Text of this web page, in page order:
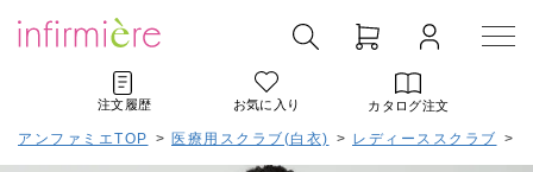
注文履歴 お気に入り カタログ注文
アンファミエTOP > 医療用スクラブ(白衣) > レディーススクラブ >